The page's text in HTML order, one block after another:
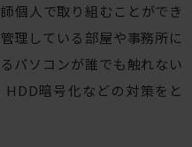
個人で取り組むことができ
理している部屋や事務所に
パソコンが誰でも触れない
暗号化などの対策をと